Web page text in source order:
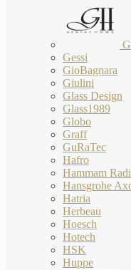
Gessi
GioBagnara
Giulini
Glass Design
Glass1989
Globo
Graff
GuRaTec
Hafro
Hammam
Hansgrohe
Hatria
Herbeau
Hoesch
Hotech
HSK
Huppe